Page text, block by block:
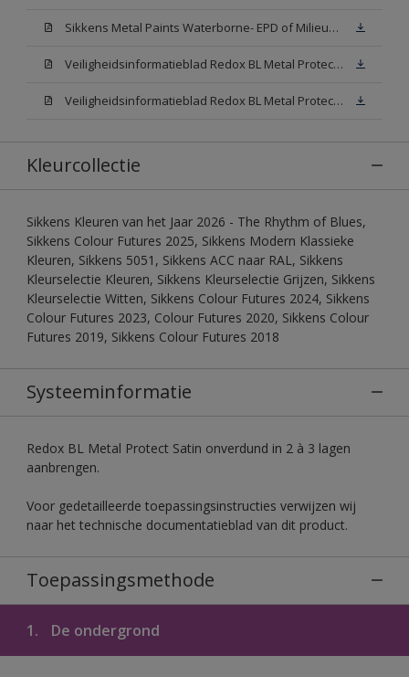
Sikkens Metal Paints Waterborne- EPD of Milieuproductverklaring
Veiligheidsinformatieblad Redox BL Metal Protect Satin N00 (MSDS)
Veiligheidsinformatieblad Redox BL Metal Protect Satin White W05 (MSDS)
Kleurcollectie
Sikkens Kleuren van het Jaar 2026 - The Rhythm of Blues,
Sikkens Colour Futures 2025, Sikkens Modern Klassieke
Kleuren, Sikkens 5051, Sikkens ACC naar RAL, Sikkens
Kleurselectie Kleuren, Sikkens Kleurselectie Grijzen, Sikkens
Kleurselectie Witten, Sikkens Colour Futures 2024, Sikkens
Colour Futures 2023, Colour Futures 2020, Sikkens Colour
Futures 2019, Sikkens Colour Futures 2018
Systeeminformatie
Redox BL Metal Protect Satin onverdund in 2 à 3 lagen
aanbrengen.
Voor gedetailleerde toepassingsinstructies verwijzen wij
naar het technische documentatieblad van dit product.
Toepassingsmethode
1. De ondergrond